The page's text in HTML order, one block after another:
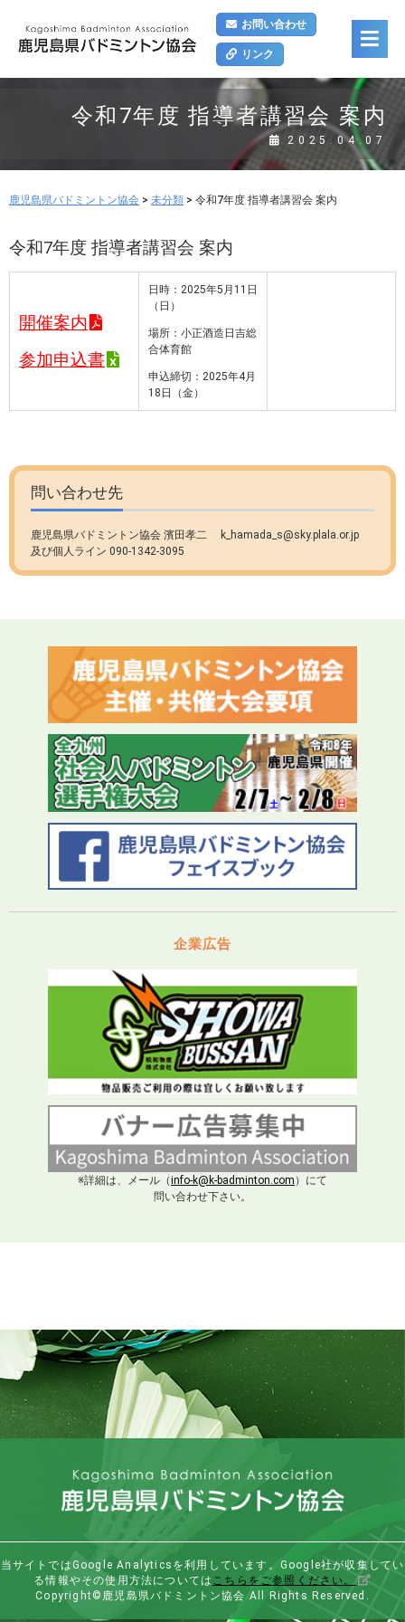
お問い合わせ
リンク
令和7年度 指導者講習会 案内
2025.04.07
鹿児島県バドミントン協会 > 未分類 > 令和7年度 指導者講習会 案内
令和7年度 指導者講習会 案内
開催案内
参加申込書
日時：2025年5月11日
（日）
場所：小正酒造日吉総
合体育館
申込締切：2025年4月
18日（金）
問い合わせ先
鹿児島県バドミントン協会 濱田孝二 k_hamada_s@sky.plala.or.jp
及び個人ライン 090-1342-3095
企業広告
※詳細は、メール（info-k@k-badminton.com ）にて
問い合わせ下さい。
当サイトではGoogle Analyticsを利用しています。Google社が収集してい
る情報やその使用方法については こちらをご参照ください。
Copyright©鹿児島県バドミントン協会 All Rights Reserved.